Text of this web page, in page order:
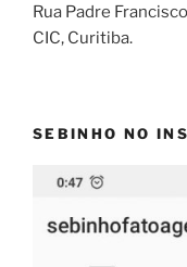
Rua Padre
CIC, Curitiba.
SEBINHO NO